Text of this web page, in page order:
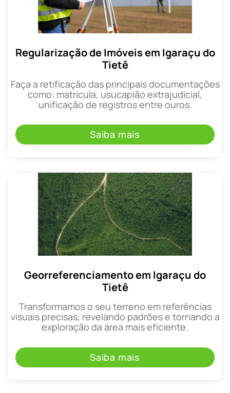
Regularização de Imóveis em Igaraçu do
Tietê
Faça a retificação das principais documentações
como: matrícula, usucapião extrajudicial,
unificação de registros entre ouros.
Saiba mais
Georreferenciamento em Igaraçu do
Tietê
Transformamos o seu terreno em referências
visuais precisas, revelando padrões e tornando a
exploração da área mais eficiente.
Saiba mais